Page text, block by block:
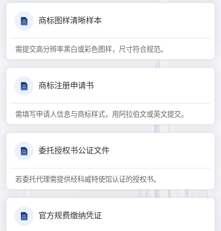
商标图样清晰样本
需提交高分辨率黑白或彩色图样，尺寸符合规范。
商标注册申请书
需填写申请人信息与商标样式，用阿拉伯文或英文提交。
委托授权书公证文件
若委托代理需提供经科威特使馆认证的授权书。
官方规费缴纳凭证